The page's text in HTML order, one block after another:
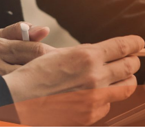
Actualidad